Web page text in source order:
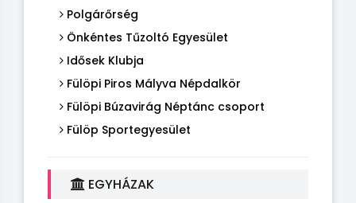
Polgárőrség
Önkéntes Tűzoltó Egyesület
Idősek Klubja
Fülöpi Piros Mályva Népdalkör
Fülöpi Búzavirág Néptánc csoport
Fülöp Sportegyesület
EGYHÁZAK